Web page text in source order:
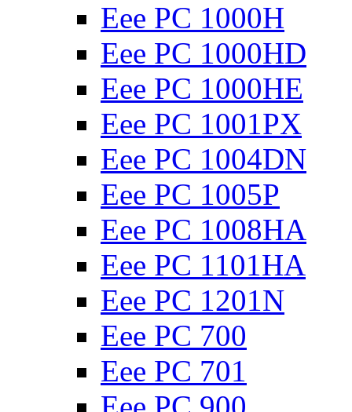
Eee PC 1000H
Eee PC 1000HD
Eee PC 1000HE
Eee PC 1001PX
Eee PC 1004DN
Eee PC 1005P
Eee PC 1008HA
Eee PC 1101HA
Eee PC 1201N
Eee PC 700
Eee PC 701